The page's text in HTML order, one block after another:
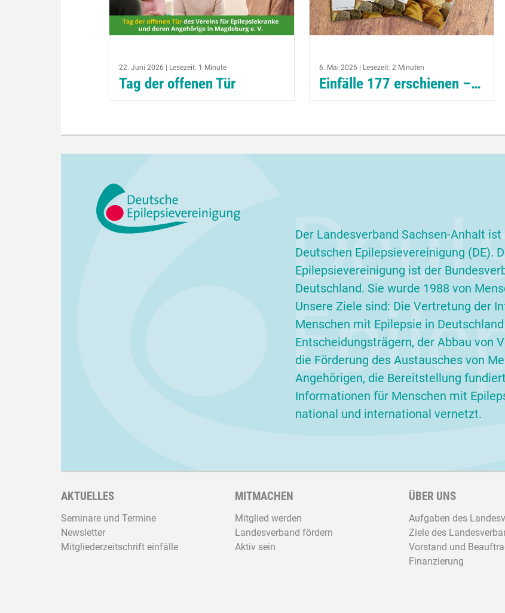
22. Juni 2026 | Lesezeit: 1 Minute
Tag der offenen Tür
Unter dem Motto: Schau einfach mal
und nutze die Möglichkeit einer
6. Mai 2026 | Lesezeit: 2 Minuten
Einfälle 177 erschienen – Geschwister im Blickpunkt
Die neue Ausgabe der Einfälle ist
diesmal ein Thema, das oft zu wenig
Der Landesverband Sachsen-Anhalt
Deutschen Epilepsievereinigung (DE).
Epilepsievereinigung ist der
Deutschland. Sie wurde 1988 von
Unsere Ziele sind: Die Vertretung der
Menschen mit Epilepsie in
Entscheidungsträgern, der Abbau von
die Förderung des Austausches von
Angehörigen, die Bereitstellung
Informationen für Menschen mit
national und international vernetzt.
AKTUELLES
Seminare und Termine
Newsletter
Mitgliederzeitschrift einfälle
MITMACHEN
Mitglied werden
Landesverband fördern
Aktiv sein
ÜBER UNS
Aufgaben des
Ziele des
Vorstand und
Finanzierung